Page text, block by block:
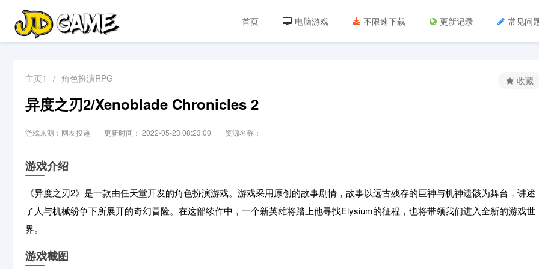
首页 电脑游戏 不限速下载 更新记录 常见问
主页1 / 角色扮演RPG
异度之刃2/Xenoblade Chronicles 2
游戏来源：网友投递 更新时间： 2022-05-23 08:23:00 资源名称：
收藏
游戏介绍
《异度之刃2》是一款由任天堂开发的角色扮演游戏。游戏采用原创的故事剧情，故事以远古残存的巨神与机神遗骸为舞台，讲述
了人与机械纷争下所展开的奇幻冒险。在这部续作中，一个新英雄将踏上他寻找Elysium的征程，也将带领我们进入全新的游戏世
界。
游戏截图